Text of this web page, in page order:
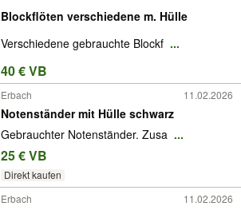
Blockflöten verschiedene m. Hülle
Verschiedene gebrauchte Blockf ...
40 € VB
Erbach 11.02.2026
Notenständer mit Hülle schwarz
Gebrauchter Notenständer. Zusa ...
25 € VB
Direkt kaufen
Erbach
11.02.2026